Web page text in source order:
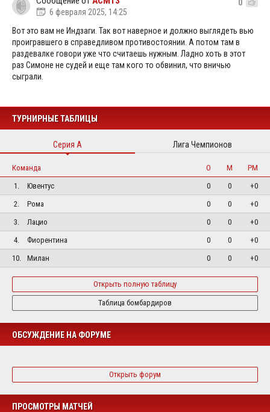
6 февраля 2025, 14:25
0
Вот это вам не Индзаги. Так вот наверное и должно выглядеть вью
проигравшего в справедливом противостоянии. А потом там в
раздевалке говори уже что считаешь нужным. Ладно хоть в этот
раз Симоне не судей и еще там кого то обвинил, что вничью
сыграли.
ТУРНИРНЫЕ ТАБЛИЦЫ
Серия А Лига Чемпионов
Команда О М
РМ
1.
Ювентус 0 0
+0
2.
Рома 0 0
+0
3.
Лацио 0 0
+0
4.
Фиорентина 0 0
+0
10.
Милан 0 0 +0
Открыть полную таблицу
Таблица бомбардиров
ОБСУЖДЕНИЕ НА ФОРУМЕ
Открыть форум
ПРОСМОТРЫ МАТЧЕЙ